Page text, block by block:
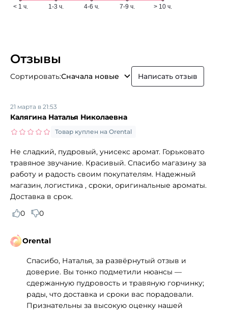
Отзывы
Сортировать:Сначала новые Написать отзыв
Калягина Наталья Николаевна
21 марта в 21:53
Товар куплен на Orental
Не сладкий, пудровый, унисекс аромат. Горьковато
травяное звучание. Красивый. Спасибо магазину за
работу и радость своим покупателям. Надежный
магазин, логистика , сроки, оригинальные ароматы.
Доставка в срок.
0
0
Orental
Спасибо, Наталья, за развёрнутый отзыв и
доверие. Вы тонко подметили нюансы —
сдержанную пудровость и травяную горчинку;
рады, что доставка и сроки вас порадовали.
Признательны за высокую оценку нашей